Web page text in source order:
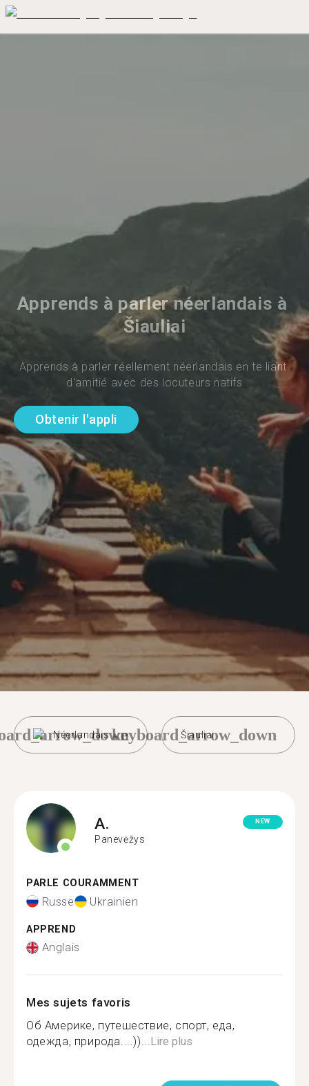
Apprends à parler néerlandais à
Šiauliai
Apprends à parler réellement néerlandais en te liant
d'amitié avec des locuteurs natifs
Obtenir l'appli
Néerlandais Šiauliai
keyboard_arrow_down
A.
Panevėžys
NEW
PARLE COURAMMENT
Russe Ukrainien
APPREND
Anglais
Mes sujets favoris
Об Америке, путешествие, спорт, еда,
одежда, природа....))...Lire plus